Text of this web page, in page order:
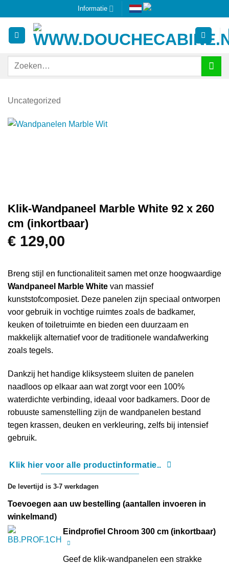
naar
inhoud
Informatie
Zoeken
Uncategorized
Klik-Wandpaneel Marble White 92 x 260
cm (inkortbaar)
€ 129,00
Breng stijl en functionaliteit samen met onze hoogwaardige
Wandpaneel Marble White van massief
kunststofcomposiet. Deze panelen zijn speciaal ontworpen
voor gebruik in vochtige ruimtes zoals de badkamer,
keuken of toiletruimte en bieden een duurzaam en
makkelijk alternatief voor de traditionele wandafwerking
zoals tegels.
Dankzij het handige kliksysteem sluiten de panelen
naadloos op elkaar aan wat zorgt voor een 100%
waterdichte verbinding, ideaal voor badkamers. Door de
robuuste samenstelling zijn de wandpanelen bestand
tegen krassen, deuken en verkleuring, zelfs bij intensief
gebruik.
Klik hier voor alle productinformatie..
De levertijd is 3-7 werkdagen
Toevoegen aan uw bestelling (aantallen invoeren in
winkelmand)
Eindprofiel Chroom 300 cm (inkortbaar)
Geef de klik-wandpanelen een strakke